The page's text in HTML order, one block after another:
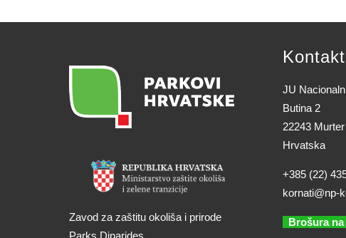
Zavod za zaštitu okoliša i prirode
JU
Butina 2
22243 Murter
Hrvatska
+385 (22)
kornati@np-
Brošura